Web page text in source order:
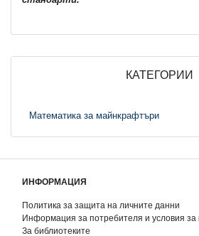
КАТЕГОРИИ
Математика за майнкрафтъри
ИНФОРМАЦИЯ
Политика за защита на личните данни
Информация за потребителя и условия за
За библиотеките